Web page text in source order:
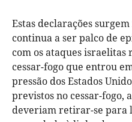
Estas declarações
continua a ser palco de
com os ataques
cessar-fogo que entrou
pressão dos Estados
previstos no cessar-fogo,
deveriam retirar-se para